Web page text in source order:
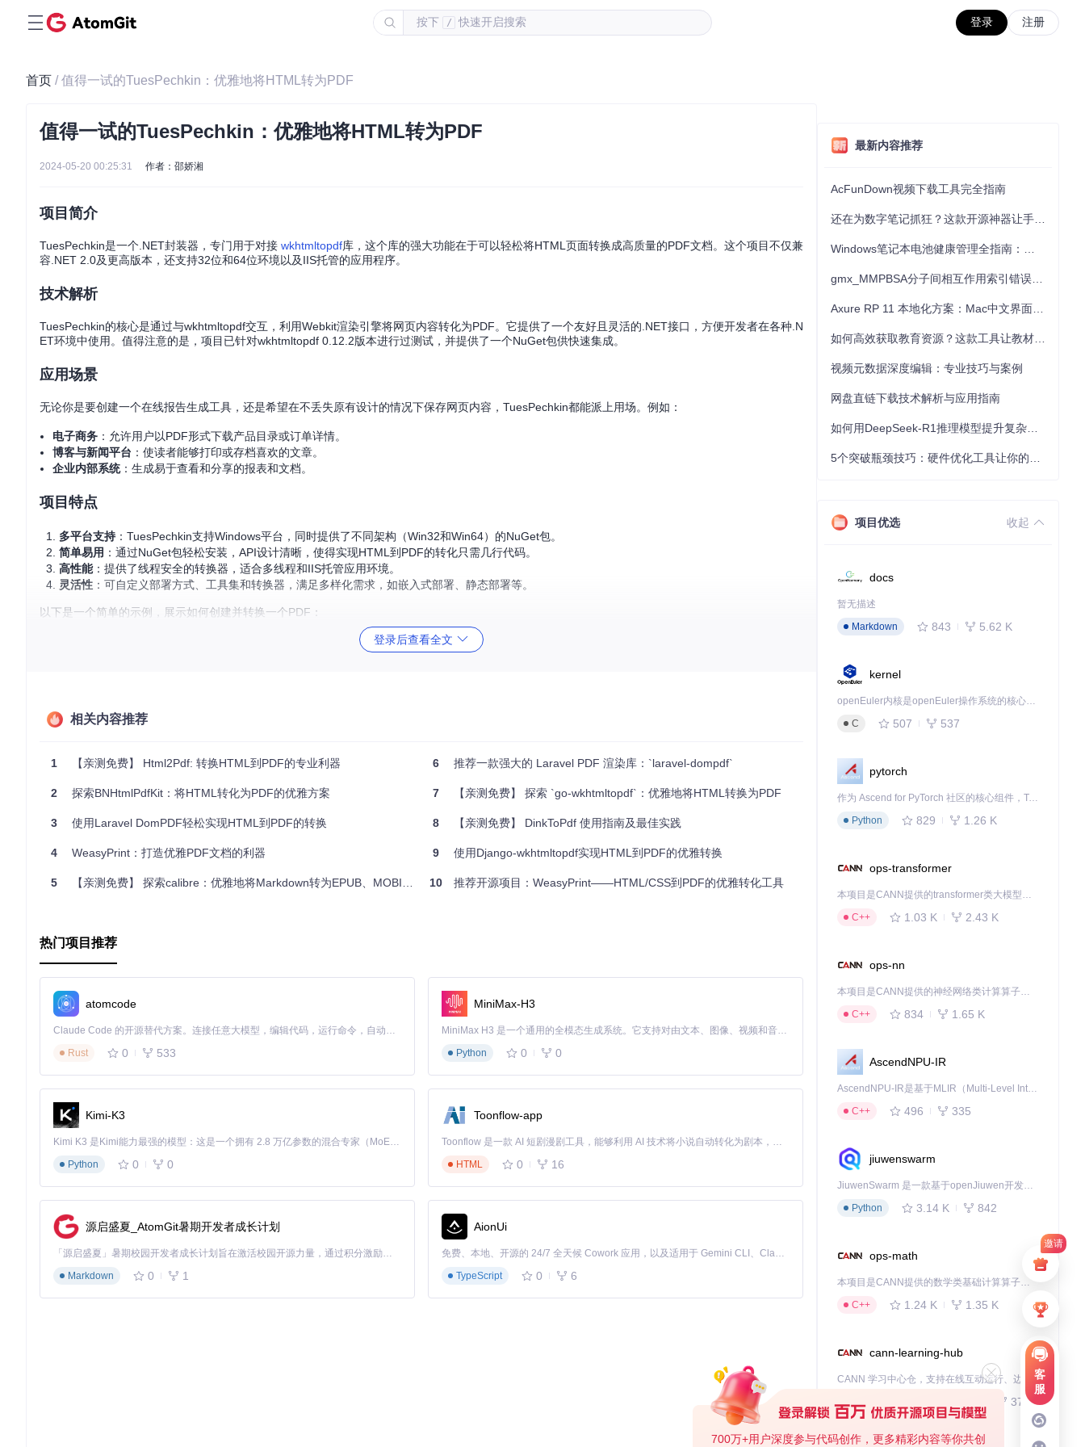
按下 / 快速开启搜索 登录 注册
邀请
客
服
700万+用户深度参与代码创作，更多精彩内容等你共创
首页 / 值得一试的TuesPechkin：优雅地将HTML转为PDF
值得一试的TuesPechkin：优雅地将HTML转为PDF
2024-05-20 00:25:31 作者：邵娇湘
项目简介
TuesPechkin是一个.NET封装器，专门用于对接 wkhtmltopdf库，这个库的强大功能在于可以轻松将HTML页面转换成高质量的PDF文档。这个项目不仅兼
容.NET 2.0及更高版本，还支持32位和64位环境以及IIS托管的应用程序。
技术解析
TuesPechkin的核心是通过与wkhtmltopdf交互，利用Webkit渲染引擎将网页内容转化为PDF。它提供了一个友好且灵活的.NET接口，方便开发者在各种.N
ET环境中使用。值得注意的是，项目已针对wkhtmltopdf 0.12.2版本进行过测试，并提供了一个NuGet包供快速集成。
应用场景
无论你是要创建一个在线报告生成工具，还是希望在不丢失原有设计的情况下保存网页内容，TuesPechkin都能派上用场。例如：
电子商务 ：允许用户以PDF形式下载产品目录或订单详情。
博客与新闻平台 ：使读者能够打印或存档喜欢的文章。
企业内部系统：生成易于查看和分享的报表和文档。
项目特点
多平台支持 ：TuesPechkin支持Windows平台，同时提供了不同架构（Win32和Win64）的NuGet包。
简单易用 ：通过NuGet包轻松安装，API设计清晰，使得实现HTML到PDF的转化只需几行代码。
高性能：提供了线程安全的转换器，适合多线程和IIS托管应用环境。
灵活性 ：可自定义部署方式、工具集和转换器，满足多样化需求，如嵌入式部署、静态部署等。
以下是一个简单的示例，展示如何创建并转换一个PDF：
IConverter converter =
new Win32EmbeddedDeployment(
总的来说，TuesPechkin是一个强大而易用的开源解决方案，对于需要在.NET环境中处理HTML到PDF转换的开发者来说，无疑是个理想的选择。立即尝
试，让PDF生成工作变得更加高效！
登录后查看全文
相关内容推荐
1 【亲测免费】 Html2Pdf: 转换HTML到PDF的专业利器
2 探索BNHtmlPdfKit：将HTML转化为PDF的优雅方案
3 使用Laravel DomPDF轻松实现HTML到PDF的转换
4 WeasyPrint：打造优雅PDF文档的利器
5 【亲测免费】 探索calibre：优雅地将Markdown转为EPUB、MOBI和PDF
6 推荐一款强大的 Laravel PDF 渲染库：`laravel-dompdf`
7 【亲测免费】 探索 `go-wkhtmltopdf`：优雅地将HTML转换为PDF
8 【亲测免费】 DinkToPdf 使用指南及最佳实践
9 使用Django-wkhtmltopdf实现HTML到PDF的优雅转换
10 推荐开源项目：WeasyPrint——HTML/CSS到PDF的优雅转化工具
热门项目推荐
atomcode
Claude Code 的开源替代方案。连接任意大模型，编辑代码，运行命令，自动验证 — 全自动执行。用 Rust 构建，极致性能。 ｜ An open-source alternative to Claude Code. Connect any LLM, edit code, run commands, and verify changes — autonomously. Built in Rust for speed. Get Started
Rust
0 533
MiniMax-H3
MiniMax H3 是一个通用的全模态生成系统。它支持对由文本、图像、视频和音频组成的多模态上下文进行统一理解，并能生成分辨率高达 2K、时长可达 15 秒的带原生立体声音频的视频。得益于面向任务泛化的系统设计，H3 在预训练阶段就已具备广泛的多模态上下文理解与生成能力，能够出色地执行复杂的多模态指令。
Python
0 0
Kimi-K3
Kimi K3 是Kimi能力最强的模型：这是一个拥有 2.8 万亿参数的混合专家（MoE）模型，具备原生视觉理解能力，并支持 100 万 token 的上下文窗口。
Python
0 0
Toonflow-app
Toonflow 是一款 AI 短剧漫剧工具，能够利用 AI 技术将小说自动转化为剧本，并结合 AI 生成的图片和视频，实现高效的短剧创作。借助 Toonflow，可以轻松完成从文字到影像的全流程，让短剧制作变得更加智能与便捷。
HTML
0 16
源启盛夏_AtomGit暑期开发者成长计划
「源启盛夏」暑期校园开发者成长计划旨在激活校园开源力量，通过积分激励、认证扶持、资源倾斜等形式，引导高校组织和开发者完成「入驻 — 建项目 — 做贡献 — 获认证 — 得资源」的完整闭环。无论你是想带领社团入驻平台的组织者，还是希望用代码贡献证明自己的开发者，都能在这里找到属于你的成长路径。
Markdown
0 1
AionUi
免费、本地、开源的 24/7 全天候 Cowork 应用，以及适用于 Gemini CLI、Claude Code、Codex、OpenCode、Qwen Code、Goose CLI、Auggie 等的 OpenClaw | 🌟 喜欢就点star吧
TypeScript
0 6
最新内容推荐
AcFunDown视频下载工具完全指南
视频元数据深度编辑：专业技巧与案例
网盘直链下载技术解析与应用指南
项目优选 收起
docs
暂无描述
Markdown
843 5.62 K
kernel
openEuler内核是openEuler操作系统的核心，既是系统性能与稳定性的基石，也是连接处理器、设备与服务的桥梁。
C
507 537
pytorch
作为 Ascend for PyTorch 社区的核心组件，TorchNPU 是昇腾专为 PyTorch 打造的深度学习适配插件，使 PyTorch 框架能够直接调用昇腾 NPU，为开发者提供昇腾 AI 处理器的超强算力。
Python
829 1.26 K
ops-transformer
本项目是CANN提供的transformer类大模型算子库，实现网络在NPU上加速计算。
C++
1.03 K 2.43 K
ops-nn
本项目是CANN提供的神经网络类计算算子库，实现网络在NPU上加速计算。
C++
834 1.65 K
AscendNPU-IR
AscendNPU-IR是基于MLIR（Multi-Level Intermediate Representation）构建的，面向昇腾亲和算子编译时使用的中间表示，提供昇腾完备表达能力，通过编译优化提升昇腾AI处理器计算效率，支持通过生态框架使能昇腾AI处理器与深度调优
C++
496 335
jiuwenswarm
JiuwenSwarm 是一款基于openJiuwen开发的智能AI Agent，它能够将大语言模型的强大能力，通过你日常使用的各类通讯应用，直接延伸至你的指尖。
Python
3.14 K 842
ops-math
本项目是CANN提供的数学类基础计算算子库，实现网络在NPU上加速计算。
C++
1.24 K 1.35 K
cann-learning-hub
Jupyter Notebook
377